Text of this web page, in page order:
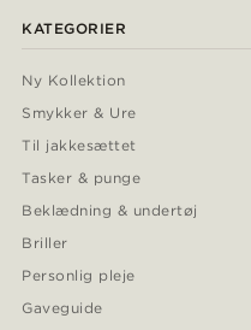
KATEGORIER
Ny Kollektion
Smykker & Ure
Til jakkesættet
Tasker & punge
Beklædning & undertøj
Briller
Personlig pleje
Gaveguide